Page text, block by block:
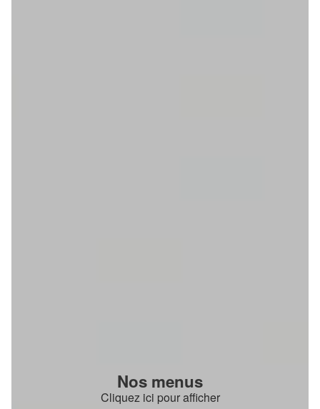
Nos menus
Cliquez ici pour afficher